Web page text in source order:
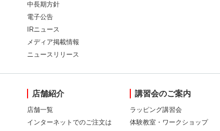
中長期方針
電子公告
IRニュース
メディア掲載情報
ニュースリリース
店舗紹介
店舗一覧
インターネットでのご注文は
講習会のご案内
ラッピング講習会
体験教室・ワークショップ